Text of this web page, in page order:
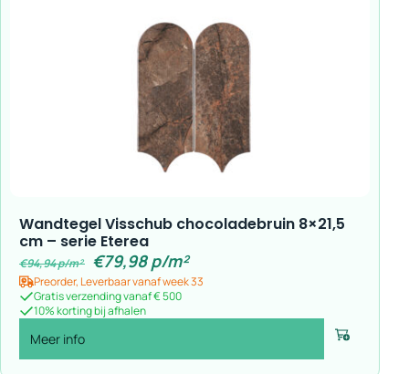
Wandtegel Visschub chocoladebruin 8×21,5
cm – serie Eterea
€94,94p/m² €79,98p/m²
Preorder, Leverbaar vanaf week 33
Gratis verzending vanaf € 500
10% korting bij afhalen
Meer info Voeg toe